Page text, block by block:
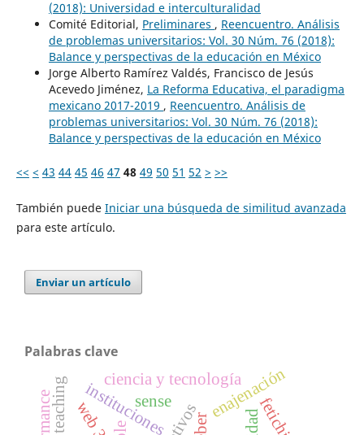
(2018): Universidad e interculturalidad
Comité Editorial, Preliminares , Reencuentro. Análisis
de problemas universitarios: Vol. 30 Núm. 76 (2018):
Balance y perspectivas de la educación en México
Jorge Alberto Ramírez Valdés, Francisco de Jesús
Acevedo Jiménez, La Reforma Educativa, el paradigma
mexicano 2017-2019 , Reencuentro. Análisis de
problemas universitarios: Vol. 30 Núm. 76 (2018):
Balance y perspectivas de la educación en México
<< < 43 44 45 46 47 48 49 50 51 52 > >>
También puede Iniciar una búsqueda de similitud avanzada
para este artículo.
Enviar un artículo
Palabras clave
instituciones enajenación
ciencia y tecnología
sense